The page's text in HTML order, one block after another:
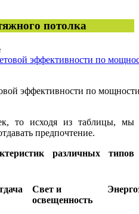
потолка
эффективности по
то исходя из таблицы, мы
предпочтение.
различных типов
Свет и
освещенность